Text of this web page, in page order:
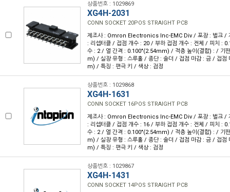
상품번호 : 1029869
XG4H-2031
CONN SOCKET 20POS STRAIGHT PCB
제조사 : Omron Electronics Inc-EMC Div / 포장 : 벌크 /
: 리셉터클 / 접점 개수 : 20 / 부하 접점 개수 : 전체 / 피치 :
수 : 2 / 열 간격 : 0.100"(2.54mm) / 적층 높이(결합) : / 기
m) / 실장 유형 : 스루홀 / 종단 : 솔더 / 접점 마감 : 금 / 접
m) / 특징 : 편극 키 / 색상 : 검정
상품번호 : 1029868
XG4H-1631
CONN SOCKET 16POS STRAIGHT PCB
제조사 : Omron Electronics Inc-EMC Div / 포장 : 벌크 /
: 리셉터클 / 접점 개수 : 16 / 부하 접점 개수 : 전체 / 피치 :
수 : 2 / 열 간격 : 0.100"(2.54mm) / 적층 높이(결합) : / 기
m) / 실장 유형 : 스루홀 / 종단 : 솔더 / 접점 마감 : 금 / 접
m) / 특징 : 편극 키 / 색상 : 검정
상품번호 : 1029867
XG4H-1431
CONN SOCKET 14POS STRAIGHT PCB